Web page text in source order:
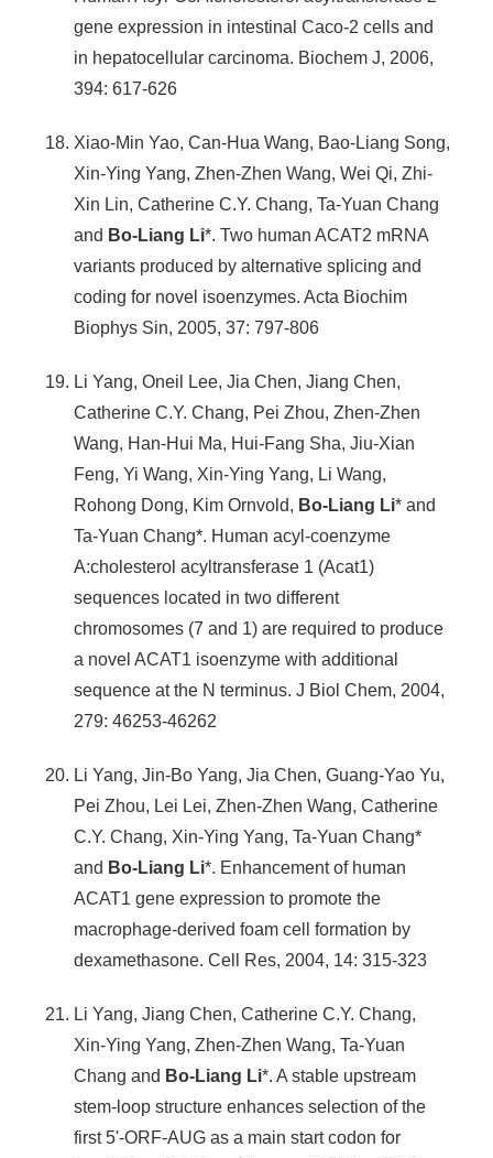
gene expression in intestinal Caco-2 cells and
in hepatocellular carcinoma. Biochem J, 2006,
394: 617-626
Xiao-Min Yao, Can-Hua Wang, Bao-Liang Song,
Xin-Ying Yang, Zhen-Zhen Wang, Wei Qi, Zhi-
Xin Lin, Catherine C.Y. Chang, Ta-Yuan Chang
and Bo-Liang Li*. Two human ACAT2 mRNA
variants produced by alternative splicing and
coding for novel isoenzymes. Acta Biochim
Biophys Sin, 2005, 37: 797-806
Li Yang, Oneil Lee, Jia Chen, Jiang Chen,
Catherine C.Y. Chang, Pei Zhou, Zhen-Zhen
Wang, Han-Hui Ma, Hui-Fang Sha, Jiu-Xian
Feng, Yi Wang, Xin-Ying Yang, Li Wang,
Rohong Dong, Kim Ornvold, Bo-Liang Li* and
Ta-Yuan Chang*. Human acyl-coenzyme
A:cholesterol acyltransferase 1 (Acat1)
sequences located in two different
chromosomes (7 and 1) are required to produce
a novel ACAT1 isoenzyme with additional
sequence at the N terminus. J Biol Chem, 2004,
279: 46253-46262
Li Yang, Jin-Bo Yang, Jia Chen, Guang-Yao Yu,
Pei Zhou, Lei Lei, Zhen-Zhen Wang, Catherine
C.Y. Chang, Xin-Ying Yang, Ta-Yuan Chang*
and Bo-Liang Li*. Enhancement of human
ACAT1 gene expression to promote the
macrophage-derived foam cell formation by
dexamethasone. Cell Res, 2004, 14: 315-323
Li Yang, Jiang Chen, Catherine C.Y. Chang,
Xin-Ying Yang, Zhen-Zhen Wang, Ta-Yuan
Chang and Bo-Liang Li*. A stable upstream
stem-loop structure enhances selection of the
first 5'-ORF-AUG as a main start codon for